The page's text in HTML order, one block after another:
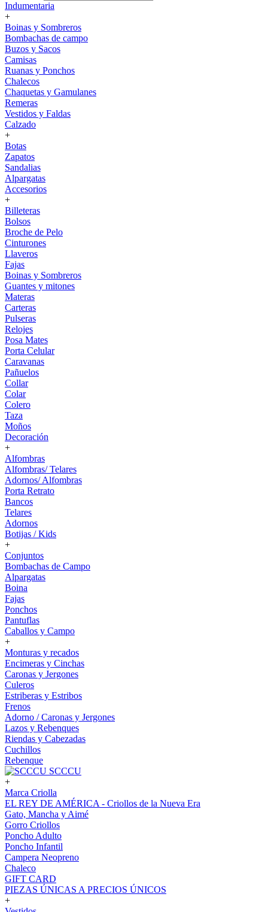
Indumentaria
+
Boinas y Sombreros
Bombachas de campo
Buzos y Sacos
Camisas
Ruanas y Ponchos
Chalecos
Chaquetas y Gamulanes
Remeras
Vestidos y Faldas
Calzado
+
Botas
Zapatos
Sandalias
Alpargatas
Accesorios
+
Billeteras
Bolsos
Broche de Pelo
Cinturones
Llaveros
Fajas
Boinas y Sombreros
Guantes y mitones
Materas
Carteras
Pulseras
Relojes
Posa Mates
Porta Celular
Caravanas
Pañuelos
Collar
Colar
Colero
Taza
Moños
Decoración
+
Alfombras
Alfombras/ Telares
Adornos/ Alfombras
Porta Retrato
Bancos
Telares
Adornos
Botijas / Kids
+
Conjuntos
Bombachas de Campo
Alpargatas
Boina
Fajas
Ponchos
Pantuflas
Caballos y Campo
+
Monturas y recados
Encimeras y Cinchas
Caronas y Jergones
Culeros
Estriberas y Estribos
Frenos
Adorno / Caronas y Jergones
Lazos y Rebenques
Riendas y Cabezadas
Cuchillos
Rebenque
SCCCU
+
Marca Criolla
EL REY DE AMÉRICA - Criollos de la Nueva Era
Gato, Mancha y Aimé
Gorro Criollos
Poncho Adulto
Poncho Infantil
Campera Neopreno
Chaleco
GIFT CARD
PIEZAS ÚNICAS A PRECIOS ÚNICOS
+